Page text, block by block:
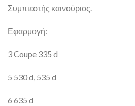
Συμπιεστής καινούριος.
Εφαρμογή:
3 Coupe 335 d
5 530 d, 535 d
6 635 d